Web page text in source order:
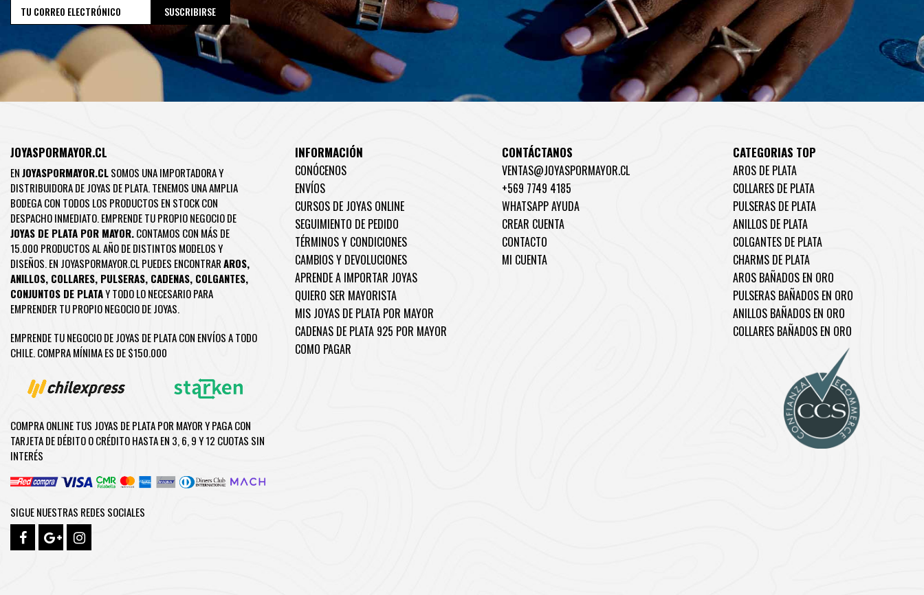
JOYASPORMAYOR.CL
ENJOYASPORMAYOR.CLSOMOS UNA IMPORTADORA Y
DISTRIBUIDORA DE JOYAS DE PLATA. TENEMOS UNA AMPLIA
BODEGA CON TODOS LOS PRODUCTOS EN STOCK CON
DESPACHO INMEDIATO. EMPRENDE TU PROPIO NEGOCIO DE
JOYAS DE PLATA POR MAYOR.CONTAMOS CON MÁS DE
15.000 PRODUCTOS AL AÑO DE DISTINTOS MODELOS Y
DISEÑOS. EN JOYASPORMAYOR.CL PUEDES ENCONTRARAROS,
ANILLOS, COLLARES, PULSERAS, CADENAS, COLGANTES,
CONJUNTOS DE PLATAY TODO LO NECESARIO PARA
EMPRENDER TU PROPIO NEGOCIO DE JOYAS.
EMPRENDE TU NEGOCIO DE JOYAS DE PLATA CON ENVÍOS A TODO
CHILE. COMPRA MÍNIMA ES DE $150.000
COMPRA ONLINE TUS JOYAS DE PLATA POR MAYOR Y PAGA CON
TARJETA DE DÉBITO O CRÉDITO HASTA EN 3, 6, 9 Y 12 CUOTAS SIN
INTERÉS
SIGUE NUESTRAS REDES SOCIALES
INFORMACIÓN
CONÓCENOS
ENVÍOS
CURSOS DE JOYAS ONLINE
SEGUIMIENTO DE PEDIDO
TÉRMINOS Y CONDICIONES
CAMBIOS Y DEVOLUCIONES
APRENDE A IMPORTAR JOYAS
QUIERO SER MAYORISTA
MIS JOYAS DE PLATA POR MAYOR
CADENAS DE PLATA 925 POR MAYOR
COMO PAGAR
CONTÁCTANOS
VENTAS@JOYASPORMAYOR.CL
+569 7749 4185
WHATSAPP AYUDA
CREAR CUENTA
CONTACTO
MI CUENTA
CATEGORIAS TOP
AROS DE PLATA
COLLARES DE PLATA
PULSERAS DE PLATA
ANILLOS DE PLATA
COLGANTES DE PLATA
CHARMS DE PLATA
AROS BAÑADOS EN ORO
PULSERAS BAÑADOS EN ORO
ANILLOS BAÑADOS EN ORO
COLLARES BAÑADOS EN ORO